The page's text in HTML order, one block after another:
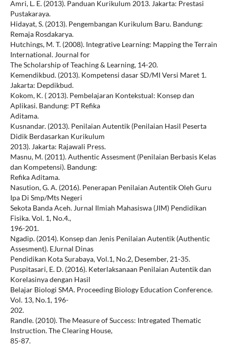
Amri, L. E. (2013). Panduan Kurikulum 2013. Jakarta: Prestasi
Pustakaraya.
Hidayat, S. (2013). Pengembangan Kurikulum Baru. Bandung:
Remaja Rosdakarya.
Hutchings, M. T. (2008). Integrative Learning: Mapping the Terrain
International. Journal for
The Scholarship of Teaching & Learning, 14-20.
Kemendikbud. (2013). Kompetensi dasar SD/MI Versi Maret 1.
Jakarta: Depdikbud.
Kokom, K. ( 2013). Pembelajaran Kontekstual: Konsep dan
Aplikasi. Bandung: PT Refika
Aditama.
Kusnandar. (2013). Penilaian Autentik (Penilaian Hasil Peserta
Didik Berdasarkan Kurikulum
2013). Jakarta: Rajawali Press.
Masnu, M. (2011). Authentic Assesment (Penilaian Berbasis Kelas
dan Kompetensi). Bandung:
Refika Aditama.
Nasution, G. A. (2016). Penerapan Penilaian Autentik Oleh Guru
Ipa Di Smp/Mts Negeri
Sekota Banda Aceh. Jurnal Ilmiah Mahasiswa (JIM) Pendidikan
Fisika. Vol. 1, No.4.,
196-201.
Ngadip. (2014). Konsep dan Jenis Penilaian Autentik (Authentic
Assesment). EJurnal Dinas
Pendidikan Kota Surabaya, Vol.1, No.2, Desember, 21-35.
Puspitasari, E. D. (2016). Keterlaksanaan Penilaian Autentik dan
Korelasinya dengan Hasil
Belajar Biologi SMA. Proceeding Biology Education Conference.
Vol. 13, No.1, 196-
202.
Randle. (2010). The Measure of Success: Intregated Thematic
Instruction. The Clearing House,
85-87.